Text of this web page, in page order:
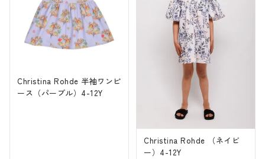
Christina Rohde 半袖ワンピ
ース（パープル）4-12Y
Christina Rohde （ネイビ
ー）4-12Y